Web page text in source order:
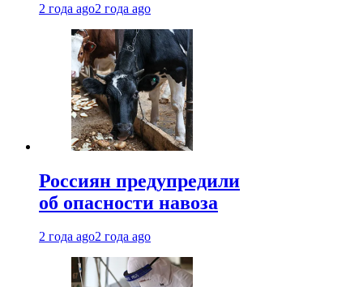
2 года ago2 года ago
Россиян предупредили
об опасности навоза
2 года ago2 года ago